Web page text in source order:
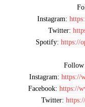
Instagram:
Twitter:
Spotify: https://
Follow
Instagram: https://
Facebook: https://
Twitter: